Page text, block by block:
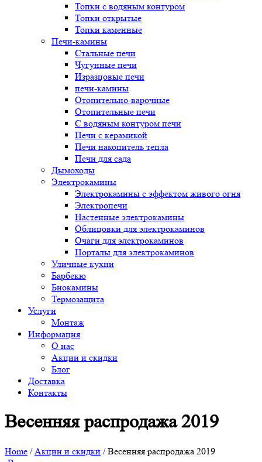
Топки с водяным контуром
Топки открытые
Топки каменные
Печи-камины
Стальные печи
Чугунные печи
Изразцовые печи
печи-камины
Отопительно-варочные
Отопительные печи
С водяным контуром печи
Печи с керамикой
Печи накопитель тепла
Печи для сада
Дымоходы
Электрокамины
Электрокамины с эффектом живого огня
Электропечи
Настенные электрокамины
Облицовки для электрокаминов
Очаги для электрокаминов
Порталы для электрокаминов
Уличные кухни
Барбекю
Биокамины
Термозащита
Услуги
Монтаж
Информация
О нас
Акции и скидки
Блог
Доставка
Контакты
Весенняя распродажа 2019
Home / Акции и скидки / Весенняя распродажа 2019